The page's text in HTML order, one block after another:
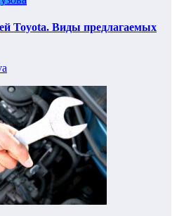
Toyota. Виды предлагаемых